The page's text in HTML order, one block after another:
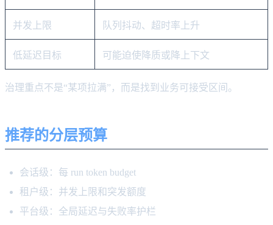
并发上限 队列抖动、超时率上升
低延迟目标 可能迫使降质或降上下文
治理重点不是“某项拉满”，而是找到业务可接受区间。
推荐的分层预算
会话级：每 run token budget
租户级：并发上限和突发额度
平台级：全局延迟与失败率护栏